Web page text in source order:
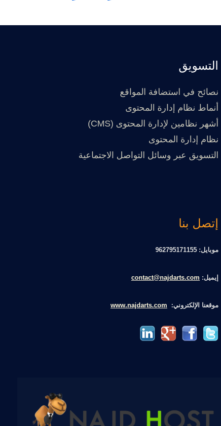
التسويق
نصائح في استضافة المواقع
أنماط نظام إدارة المحتوى
أشهر نظامين لإدارة المحتوى (CMS)
نظام إدارة المحتوى
التسويق عبر وسائل التواصل الاجتماعية
إتصل بنا
موبايل: 962795171155
إيميل: contact@najdarts.com
موقعنا الإلكتروني: www.najdarts.com